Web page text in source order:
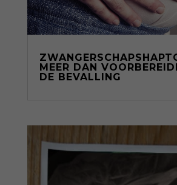
MEER DAN
DE BEVALLING